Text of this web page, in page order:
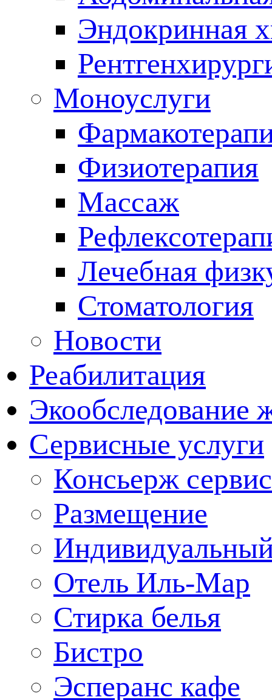
Эндокринная
Моноуслуги
Физиотерапия
Массаж
Лечебная
Стоматология
Новости
Реабилитация
Экообследование
Сервисные услуги
Консьерж сервис
Размещение
Отель Иль-Мар
Стирка белья
Бистро
Эсперанс кафе